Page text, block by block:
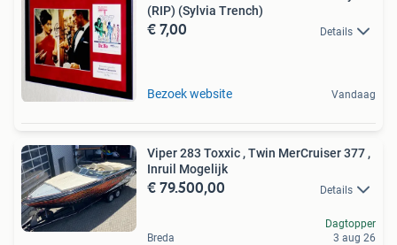
(RIP) (Sylvia Trench)
€ 7,00 Details
Bezoek website Vandaag
Viper 283 Toxxic , Twin MerCruiser 377 ,
Inruil Mogelijk
€ 79.500,00 Details
Breda
Dagtopper
3 aug 26